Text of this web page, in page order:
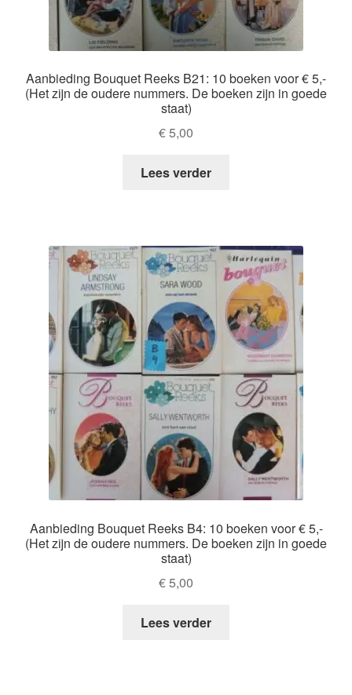
Aanbieding Bouquet Reeks B21: 10 boeken voor € 5,-
(Het zijn de oudere nummers. De boeken zijn in goede
staat)
€5,00
Lees verder
Aanbieding Bouquet Reeks B4: 10 boeken voor € 5,-
(Het zijn de oudere nummers. De boeken zijn in goede
staat)
€5,00
Lees verder